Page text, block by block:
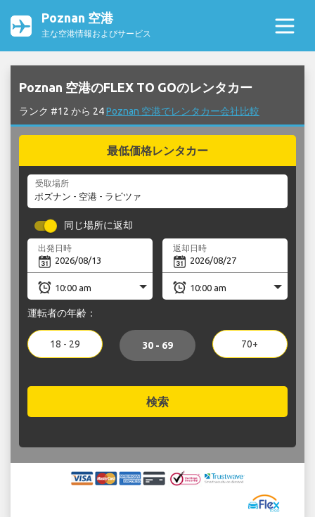
Poznan 空港
主な空港情報およびサービス
Poznan 空港のFLEX TO GOのレンタカー
ランク #12 から 24Poznan 空港でレンタカー会社比較
最低価格レンタカー
受取場所
同じ場所に返却
出発日時 返却日時
運転者の年齢：
18 - 29 30 - 69 70+
検索